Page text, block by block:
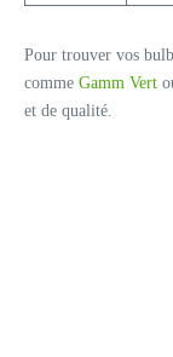
Pour trouver vos
comme Gamm Vert
et de qualité.